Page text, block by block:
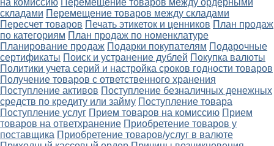
на комиссию Перемещение товаров между ордерными
складами Перемещение товаров между складами
Пересчет товаров Печать этикеток и ценников План продаж
по категориям План продаж по номенклатуре
Планирование продаж Подарки покупателям Подарочные
сертификаты Поиск и устранение дублей Покупка валюты
Политики учета серий и настройка сроков годности товаров
Получение товаров с ответственного хранения
Поступление активов Поступление безналичных денежных
средств по кредиту или займу Поступление товара
Поступление услуг Прием товаров на комиссию Прием
товаров на ответхранение Приобретение товаров у
поставщика Приобретение товаров/услуг в валюте